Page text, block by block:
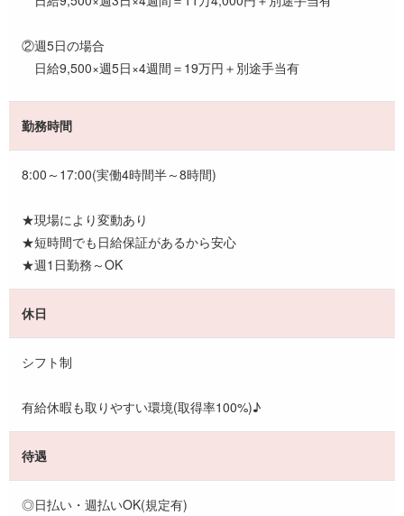
②週5日の場合
日給9,500×週5日×4週間＝19万円＋別途手当有
勤務時間
8:00～17:00(実働4時間半～8時間)
★現場により変動あり
★短時間でも日給保証があるから安心
★週1日勤務～OK
休日
シフト制
有給休暇も取りやすい環境(取得率100%)♪
待遇
◎日払い・週払いOK(規定有)